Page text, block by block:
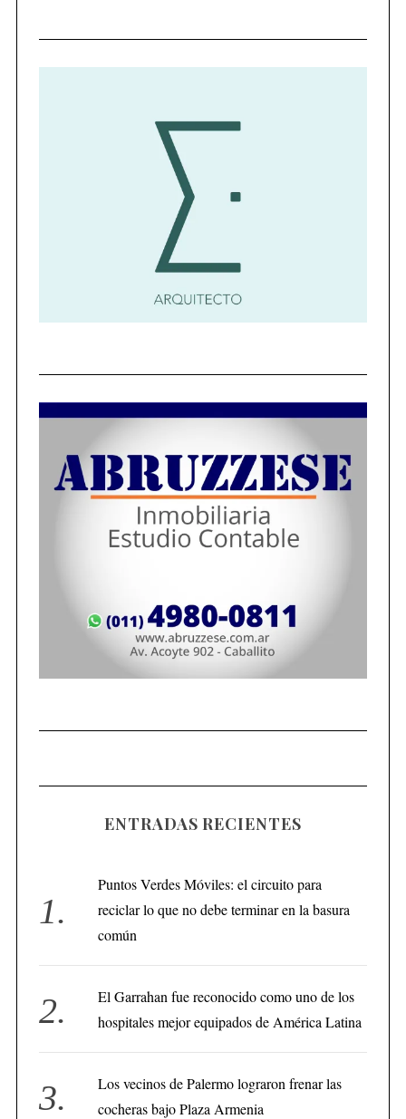
ENTRADAS RECIENTES
Puntos Verdes Móviles: el circuito para
reciclar lo que no debe terminar en la basura
común
El Garrahan fue reconocido como uno de los
hospitales mejor equipados de América Latina
Los vecinos de Palermo lograron frenar las
cocheras bajo Plaza Armenia